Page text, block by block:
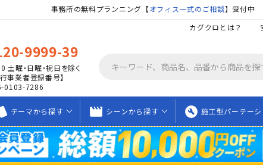
事務所の無料プランニング【オフィス一式のご相談】受付中
カグクロとは？
9999-39
土曜・日曜・祝日を除く
事業者登録番号】
0103-7286
テーマから探す movie_creation シーンから探す build_circle 施工型パーテー